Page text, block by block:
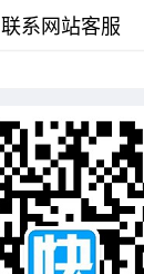
联系网站客服